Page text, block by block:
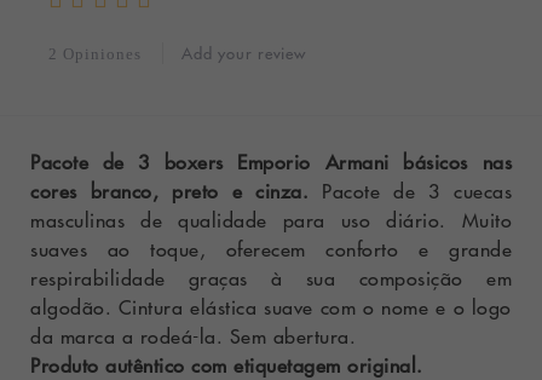
2 Opiniones Add your review
Pacote de 3 boxers Emporio Armani básicos nas
cores branco, preto e cinza. Pacote de 3 cuecas
masculinas de qualidade para uso diário. Muito
suaves ao toque, oferecem conforto e grande
respirabilidade graças à sua composição em
algodão. Cintura elástica suave com o nome e o logo
da marca a rodeá-la. Sem abertura.
Produto autêntico com etiquetagem original.